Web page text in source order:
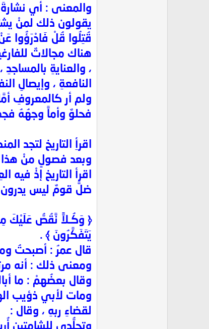
والمعنى : أي نشارةَ
يقولون ذلك لمنْ
قُتِلُوا قُلْ فَادْرَؤُوا
هناك مجالاتٌ
، والعنايةِ
النافعةِ ، وإيصالِ
ولم أر كالمعروفِ
فحلوٌ وأماَّ وجهُهُ
اقرأِ التاريخ لتجد
وبعد فصولٍ منْ هذا
اقرأ التاريخ إذْ فيه
ضلَّ قومٌ ليس يدرون
﴿ وَكُـلاًّ نَّقُصُّ عَلَيْكَ
يَتَفَكَّرُونَ ﴾ .
قال عمرُ : أصبحتُ
ومعنى ذلك : أنه
وقال بعضُهمْ : ما
ومات لأبي ذؤيب
لقضاءِ ربهِ ، وقال :
وتجلُّدي للشامتين